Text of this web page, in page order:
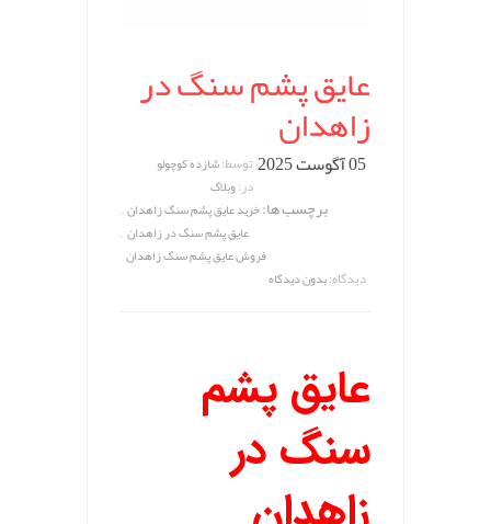
عایق پشم سنگ در
زاهدان
05 آگوست 2025 توسط:شازده کوچولو
در:وبلاگ
برچسب ها:خرید عایق پشم سنگ زاهدان ,
عایق پشم سنگ در زاهدان ,
فروش عایق پشم سنگ زاهدان
دیدگاه:بدون دیدگاه
عایق پشم
سنگ در